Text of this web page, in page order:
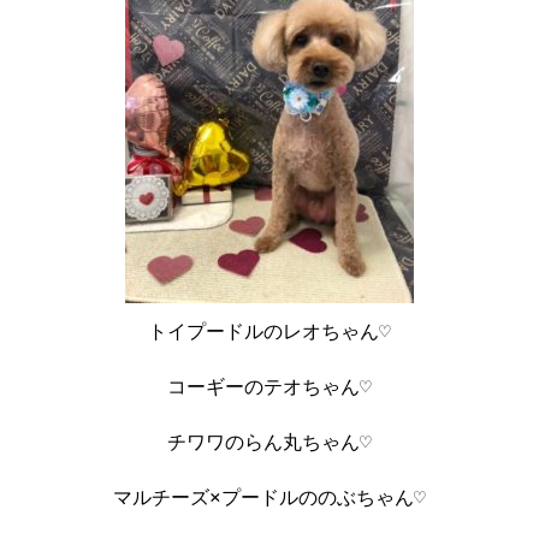
トイプードルのレオちゃん♡
コーギーのテオちゃん♡
チワワのらん丸ちゃん♡
マルチーズ×プードルののぶちゃん♡